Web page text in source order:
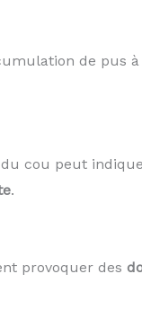
de pus
cou peut
.
provoquer des